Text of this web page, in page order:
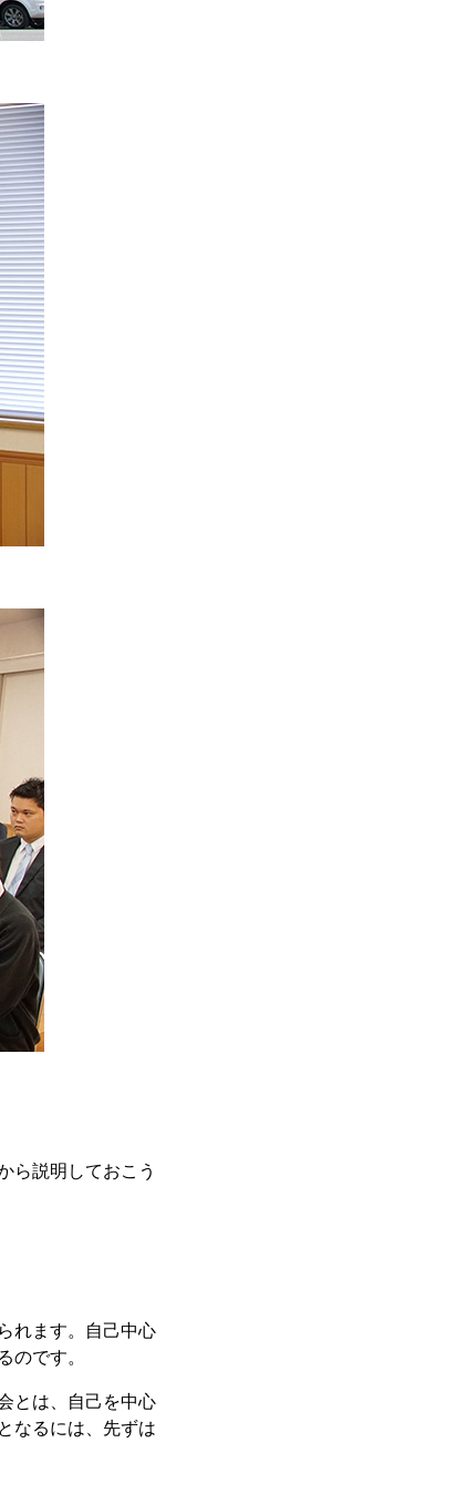
ら説明しておこう
れます。自己中心
のです。
とは、自己を中心
なるには、先ずは